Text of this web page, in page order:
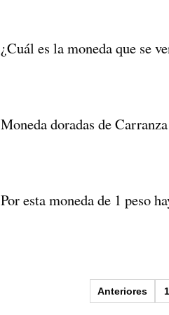
¿Cuál es la moneda que se
Moneda doradas de
Por esta moneda de 1 peso
Anteriores 1